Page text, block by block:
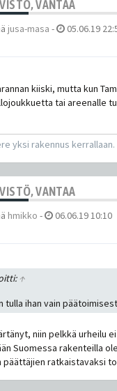
VANTAA
jusa-masa - 05.06.19
kiiski, mutta kun
tai areenalle
yksi rakennus kerrallaan.
VANTAA
hmikko - 06.06.19 10:10
↑
tulla ihan vain
niin pelkkä urheilu
Suomessa rakenteilla
päättäjien ratkaistavaksi